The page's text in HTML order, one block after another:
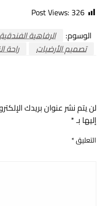
Post Views: 326
الوسوم:
الرفاهية الفندقية
تصميم الأرضيات
راحة
لن يتم نشر عنوان بريدك
إليها بـ*
التعليق*